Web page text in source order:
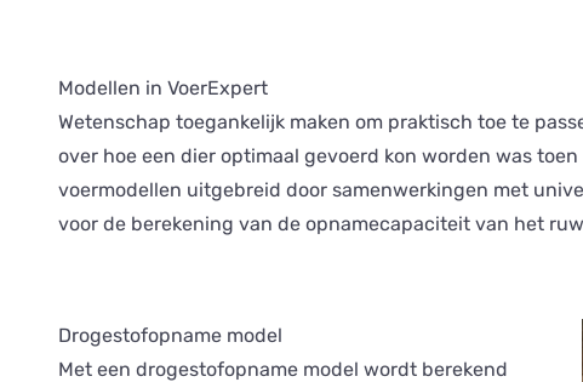
Modellen in VoerExpert
Wetenschap toegankelijk maken om praktisch toe te
over hoe een dier optimaal gevoerd kon worden was
voermodellen uitgebreid door samenwerkingen met
voor de berekening van de opnamecapaciteit van het
Drogestofopname model
Met een drogestofopname model wordt berekend